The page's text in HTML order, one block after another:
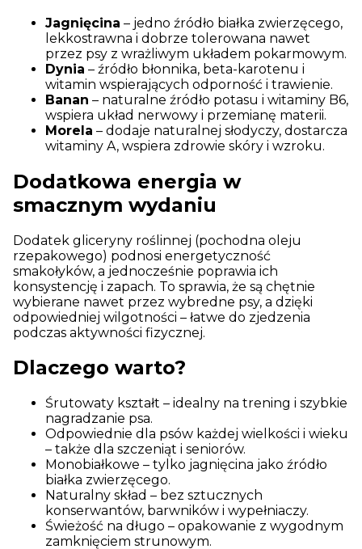
Jagnięcina – jedno źródło białka zwierzęcego,
lekkostrawna i dobrze tolerowana nawet
przez psy z wrażliwym układem pokarmowym.
Dynia – źródło błonnika, beta-karotenu i
witamin wspierających odporność i trawienie.
Banan – naturalne źródło potasu i witaminy B6,
wspiera układ nerwowy i przemianę materii.
Morela – dodaje naturalnej słodyczy, dostarcza
witaminy A, wspiera zdrowie skóry i wzroku.
Dodatkowa energia w
smacznym wydaniu
Dodatek gliceryny roślinnej (pochodna oleju
rzepakowego) podnosi energetyczność
smakołyków, a jednocześnie poprawia ich
konsystencję i zapach. To sprawia, że są chętnie
wybierane nawet przez wybredne psy, a dzięki
odpowiedniej wilgotności – łatwe do zjedzenia
podczas aktywności fizycznej.
Dlaczego warto?
Śrutowaty kształt – idealny na trening i szybkie
nagradzanie psa.
Odpowiednie dla psów każdej wielkości i wieku
– także dla szczeniąt i seniorów.
Monobiałkowe – tylko jagnięcina jako źródło
białka zwierzęcego.
Naturalny skład – bez sztucznych
konserwantów, barwników i wypełniaczy.
Świeżość na długo – opakowanie z wygodnym
zamknięciem strunowym.